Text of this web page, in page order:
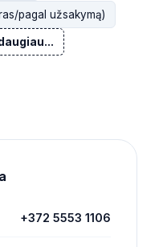
pagal užsakymą)
+372 5553 1106